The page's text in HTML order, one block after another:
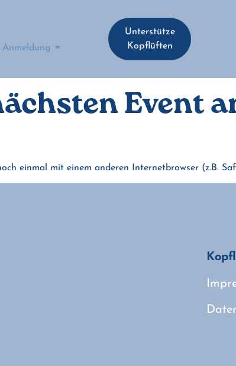
Anmeldung
Unterstütze
Kopflüften
Event
einmal mit einem anderen Internetbrowser (z.B.